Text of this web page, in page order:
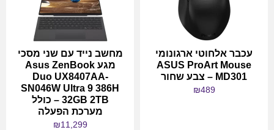
עכבר אלחוטי ארגונומי
ASUS ProArt Mouse
MD301 – צבע שחור
₪489
מחשב נייד עם שני מסכי
מגע Asus ZenBook
Duo UX8407AA-
SN046W Ultra 9 386H
32GB 2TB – כולל
מערכת הפעלה
₪11,299